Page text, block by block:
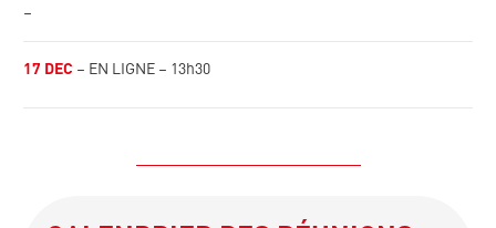
–
17 DEC – EN LIGNE – 13h30